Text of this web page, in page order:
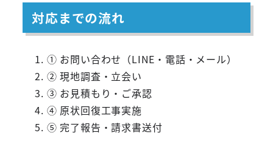
対応までの流れ
① お問い合わせ（LINE・電話・メール）
② 現地調査・立会い
③ お見積もり・ご承認
④ 原状回復工事実施
⑤ 完了報告・請求書送付